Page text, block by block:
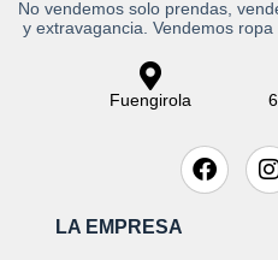
No vendemos solo prendas,
y extravagancia. Vendemos
Fuengirola
LA EMPRESA